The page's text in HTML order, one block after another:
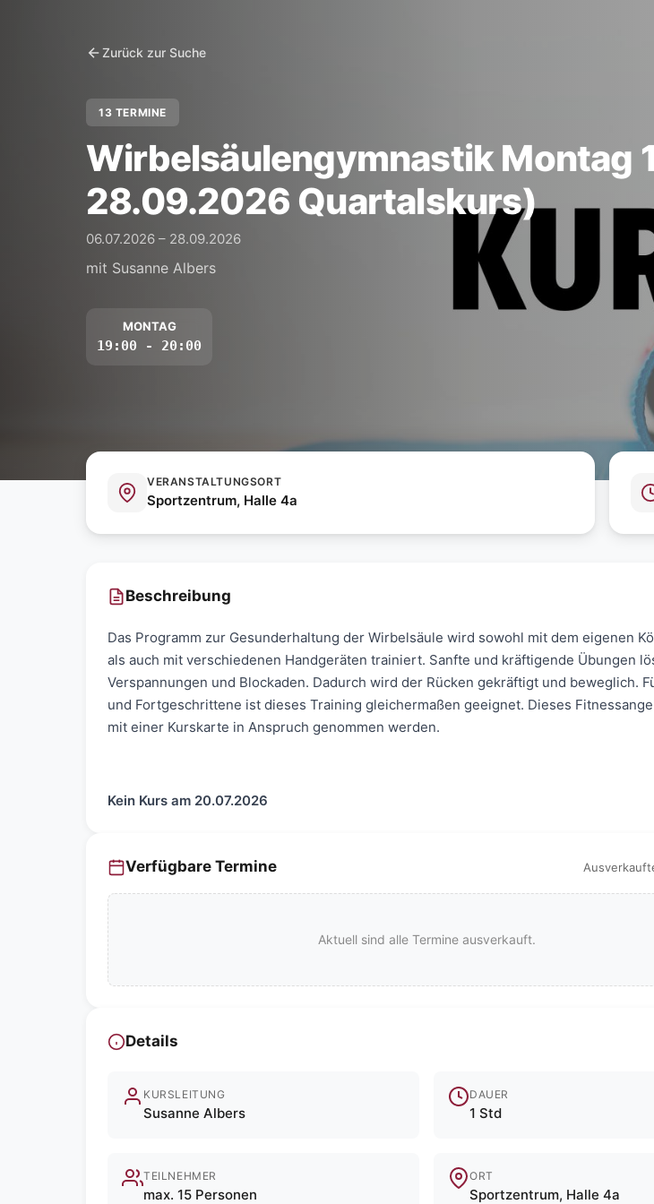
Zurück zur Suche
13 TERMINE
Wirbelsäulengymnastik Montag
28.09.2026 Quartalskurs)
06.07.2026 – 28.09.2026
mit Susanne Albers
MONTAG
19:00 - 20:00
VERANSTALTUNGSORT
Sportzentrum, Halle 4a
Beschreibung
Das Programm zur Gesunderhaltung der Wirbelsäule wird sowohl mit dem eigenen
als auch mit verschiedenen Handgeräten trainiert. Sanfte und kräftigende Übungen
Verspannungen und Blockaden. Dadurch wird der Rücken gekräftigt und beweglich.
und Fortgeschrittene ist dieses Training gleichermaßen geeignet. Dieses
mit einer Kurskarte in Anspruch genommen werden.
Kein Kurs am 20.07.2026
Verfügbare Termine
Aktuell sind alle Termine ausverkauft.
Details
KURSLEITUNG
Susanne Albers
DAUER
1 Std
TEILNEHMER
max. 15 Personen
ORT
Sportzentrum, Halle 4a